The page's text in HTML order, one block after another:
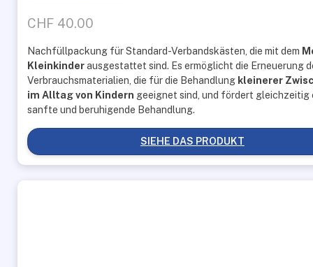
CHF40.00
Nachfüllpackung für Standard-Verbandskästen, die mit dem
Kleinkinderausgestattet sind. Es ermöglicht die Erneuerung
Verbrauchsmaterialien, die für die Behandlung kleinerer
im Alltag von Kindern geeignet sind, und fördert gleichzeitig
sanfte und beruhigende Behandlung.
SIEHE DAS PRODUKT